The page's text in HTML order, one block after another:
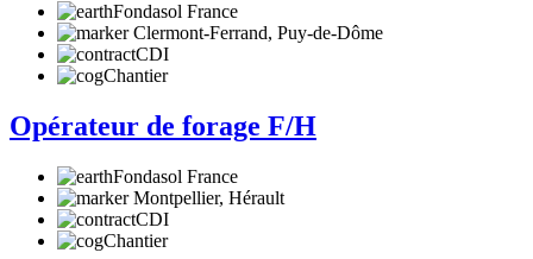
Fondasol France
Clermont-Ferrand, Puy-de-Dôme
CDI
Chantier
Opérateur de forage F/H
Fondasol France
Montpellier, Hérault
CDI
Chantier